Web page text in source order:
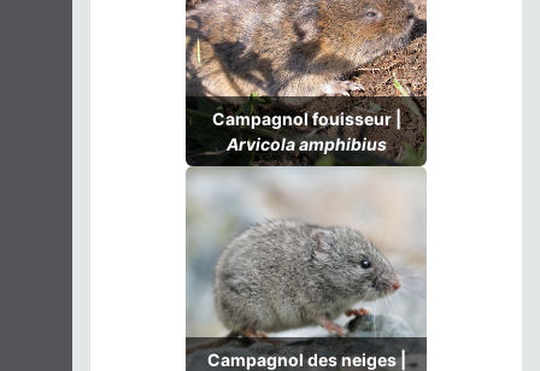
Campagnol fouisseur |
Arvicola amphibius
Campagnol des neiges |